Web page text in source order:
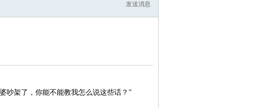
发送消息
吵架了，你能不能教我怎么说这些话？”